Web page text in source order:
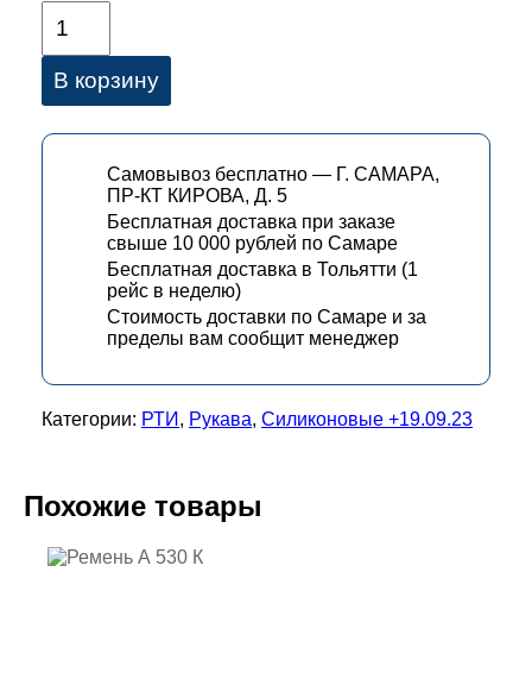
В корзину
Самовывоз бесплатно — Г. САМАРА,
ПР-КТ КИРОВА, Д. 5
Бесплатная доставка при заказе
свыше 10 000 рублей по Самаре
Бесплатная доставка в Тольятти (1
рейс в неделю)
Стоимость доставки по Самаре и за
пределы вам сообщит менеджер
Категории: РТИ , Рукава, Силиконовые +19.09.23
Похожие товары